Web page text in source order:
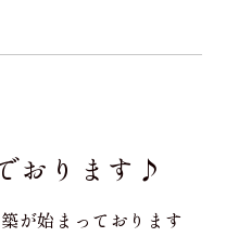
おります♪
が始まっております